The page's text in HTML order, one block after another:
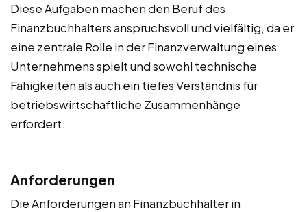
Diese Aufgaben machen den Beruf des
Finanzbuchhalters anspruchsvoll und vielfältig, da er
eine zentrale Rolle in der Finanzverwaltung eines
Unternehmens spielt und sowohl technische
Fähigkeiten als auch ein tiefes Verständnis für
betriebswirtschaftliche Zusammenhänge
erfordert.
Anforderungen
Die Anforderungen an Finanzbuchhalter in